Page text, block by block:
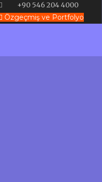
+90 546 204 4000
Özgeçmiş ve Portfolyo